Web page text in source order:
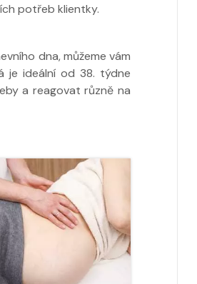
potřeb klientky.
dna, můžeme vám
je ideální od 38. týdne
a reagovat různě na